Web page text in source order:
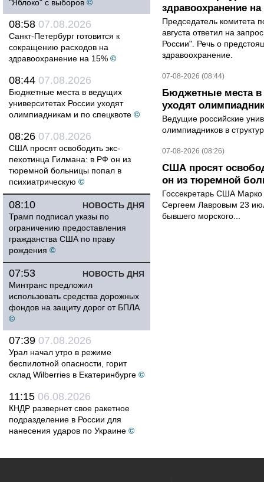
"Яблоко" с выборов ©
08:58 07.08.2026
Санкт-Петербург готовится к
сокращению расходов на
здравоохранение на 15% ©
08:44 07.08.2026
Бюджетные места в ведущих
университетах России уходят
олимпиадникам и по спецквоте ©
08:26 07.08.2026
США просят освободить экс-
пехотинца Гилмана: в РФ он из
тюремной больницы попал в
психиатрическую ©
НОВОСТЬ ДНЯ
08:10
Трамп подписал указы по
ограничению предоставления
гражданства США по праву
рождения ©
НОВОСТЬ ДНЯ
07:53
Минтранс предложил
использовать средства дорожных
фондов на защиту дорог от БПЛА
©
07:39 07.08.2026
Урал начал утро в режиме
беспилотной опасности, горит
склад Wilberries в Екатеринбурге ©
11:15 06.08.2026
КНДР развернет свое ракетное
подразделение в России для
нанесения ударов по Украине ©
здравоохранение на
Председатель комитета
августа ответил на
России". Речь о
здравоохранение.
07-08-2026 (08:44)
Бюджетные места в
уходят
Ведущие российские
олимпиадников в
07-08-2026 (08:26)
США просят
он из тюремной
Госсекретарь США
Сергеем Лавровым 23
бывшего морского...